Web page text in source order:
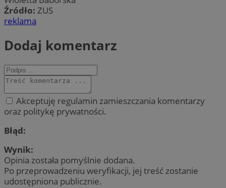
Źródło: ZUS
reklama
Dodaj komentarz
Akceptuję regulamin zamieszczania komentarzy
oraz politykę prywatności.
Błąd:
Wynik:
Opinia została pomyślnie dodana.
Po przeprowadzeniu weryfikacji, jej treść zostanie
udostępniona publicznie.